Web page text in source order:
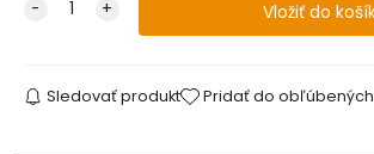
Sledovať produkt Pridať do obľúbených